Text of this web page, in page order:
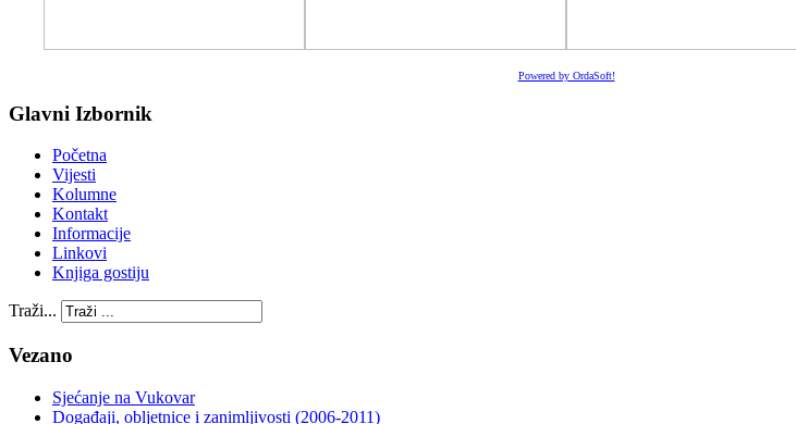
Powered by OrdaSoft!
Glavni Izbornik
Početna
Vijesti
Kolumne
Kontakt
Informacije
Linkovi
Knjiga gostiju
Traži...
Vezano
Sjećanje na Vukovar
Događaji, obljetnice i zanimljivosti (2006-2011)